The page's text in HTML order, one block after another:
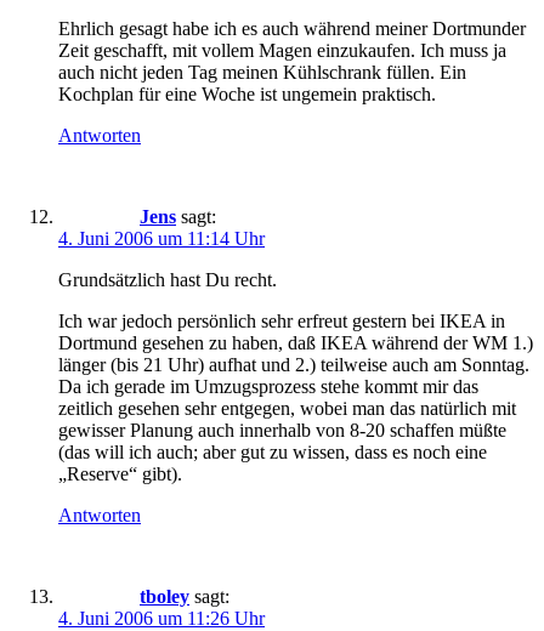
Ehrlich gesagt habe ich es auch während meiner Dortmunder
Zeit geschafft, mit vollem Magen einzukaufen. Ich muss ja
auch nicht jeden Tag meinen Kühlschrank füllen. Ein
Kochplan für eine Woche ist ungemein praktisch.
Antworten
Jens sagt:
4. Juni 2006 um 11:14 Uhr
Grundsätzlich hast Du recht.
Ich war jedoch persönlich sehr erfreut gestern bei IKEA in
Dortmund gesehen zu haben, daß IKEA während der WM 1.)
länger (bis 21 Uhr) aufhat und 2.) teilweise auch am Sonntag.
Da ich gerade im Umzugsprozess stehe kommt mir das
zeitlich gesehen sehr entgegen, wobei man das natürlich mit
gewisser Planung auch innerhalb von 8-20 schaffen müßte
(das will ich auch; aber gut zu wissen, dass es noch eine
„Reserve“ gibt).
Antworten
tboley sagt:
4. Juni 2006 um 11:26 Uhr